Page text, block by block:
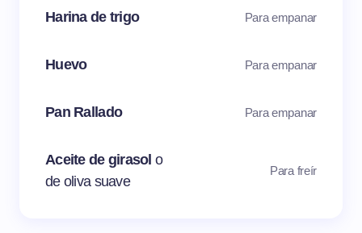
Harina de trigo Para empanar
Huevo Para empanar
Pan Rallado Para empanar
Aceite de girasolo
de oliva suave
Para freír